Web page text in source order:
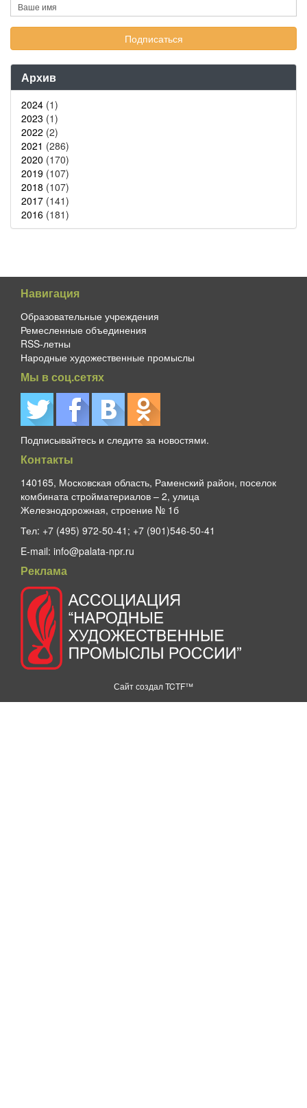
Архив
2024 (1)
2023 (1)
2022 (2)
2021 (286)
2020 (170)
2019 (107)
2018 (107)
2017 (141)
2016 (181)
Навигация
Образовательные учреждения
Ремесленные объединения
RSS-летны
Народные художественные промыслы
Мы в соц.сетях
Подписывайтесь и следите за новостями.
Контакты
140165, Московская область, Раменский район, поселок
комбината стройматериалов – 2, улица
Железнодорожная, строение № 1б
Тел: +7 (495) 972-50-41; +7 (901)546-50-41
E-mail: info@palata-npr.ru
Реклама
Сайт создалTCTF™